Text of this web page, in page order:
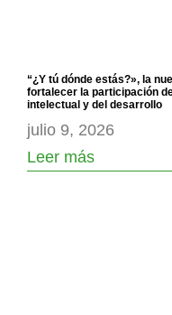
“¿Y tú dónde estás?», la
fortalecer la participación
intelectual y del desarrollo
julio 9, 2026
Leer más